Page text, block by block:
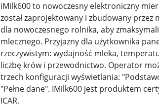
iMilk600 to nowoczesny elektroniczny
został zaprojektowany i zbudowany
dla nowoczesnego rolnika, aby
mlecznego. Przyjazny dla użytkownika
rzeczywistym: wydajność mleka,
liczbę krów i przewodnictwo. Operator
trzech konfiguracji wyświetlania:
"Pełne dane". IMilk600 jest produktem
ICAR.